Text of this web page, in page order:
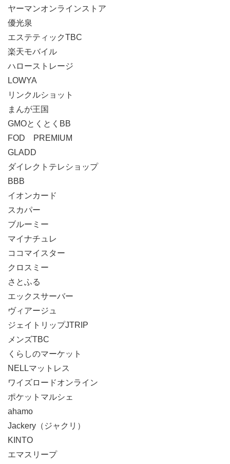
ヤーマンオンラインストア
優光泉
エステティックTBC
楽天モバイル
ハローストレージ
LOWYA
リンクルショット
まんが王国
GMOとくとくBB
FOD PREMIUM
GLADD
ダイレクトテレショップ
BBB
イオンカード
スカパー
ブルーミー
マイナチュレ
ココマイスター
クロスミー
さとふる
エックスサーバー
ヴィアージュ
ジェイトリップJTRIP
メンズTBC
くらしのマーケット
NELLマットレス
ワイズロードオンライン
ポケットマルシェ
ahamo
Jackery（ジャクリ）
KINTO
エマスリープ